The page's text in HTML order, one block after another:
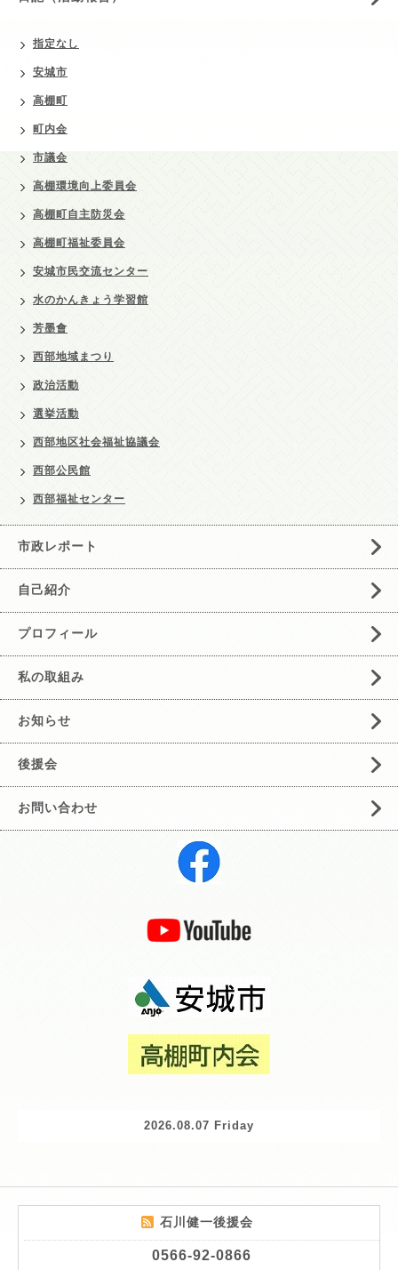
指定なし
安城市
高棚町
町内会
市議会
高棚環境向上委員会
高棚町自主防災会
高棚町福祉委員会
安城市民交流センター
水のかんきょう学習館
芳墨會
西部地域まつり
政治活動
選挙活動
西部地区社会福祉協議会
西部公民館
西部福祉センター
市政レポート
自己紹介
プロフィール
私の取組み
お知らせ
後援会
お問い合わせ
2026.08.07 Friday
石川健一後援会
0566-92-0866